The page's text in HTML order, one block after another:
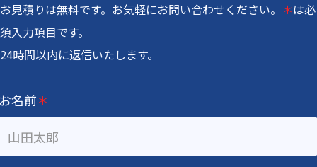
お見積りは無料です。お気軽にお問い合わせください。 ＊は必
須入力項目です。
24時間以内に返信いたします。
名前＊